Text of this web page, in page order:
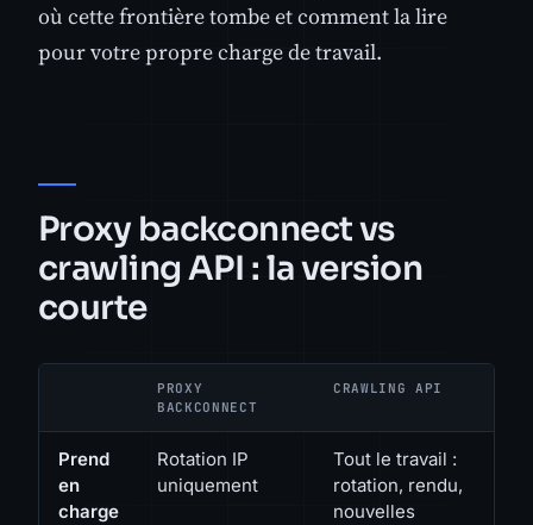
où cette frontière tombe et comment la lire
pour votre propre charge de travail.
Proxy backconnect vs
crawling API : la version
courte
PROXY
BACKCONNECT
CRAWLING API
Prend
en
charge
Rotation IP
uniquement
Tout le travail :
rotation, rendu,
nouvelles